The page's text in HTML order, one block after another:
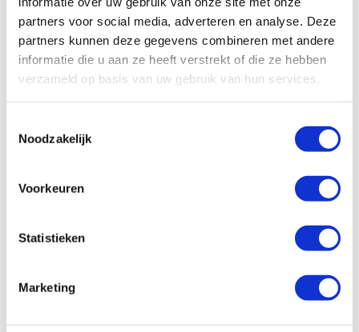
partners voor social media, adverteren en analyse. Deze
partners kunnen deze gegevens combineren met andere
informatie die u aan ze heeft verstrekt of die ze hebben
verzameld op basis van uw gebruik van hun services.
Noodzakelijk
Voorkeuren
Statistieken
Marketing
veerbediende waterhaspel
met 20m x 1/2 ” slang
(Blauw)
€408,20 Excl. btw
In winkelwagen
€465,28